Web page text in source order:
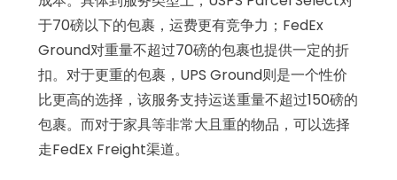
于70磅以下的包裹，运费更有竞争力；FedEx
Ground对重量不超过70磅的包裹也提供一定的折
扣。对于更重的包裹，UPS Ground则是一个性价
比更高的选择，该服务支持运送重量不超过150磅的
包裹。而对于家具等非常大且重的物品，可以选择
走FedEx Freight渠道。